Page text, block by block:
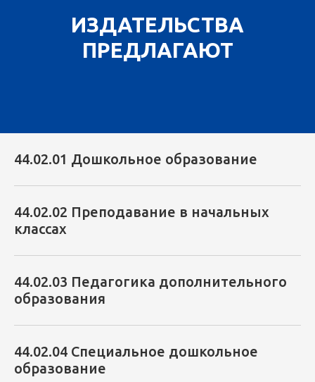
ИЗДАТЕЛЬСТВА
ПРЕДЛАГАЮТ
44.02.01 Дошкольное образование
44.02.02 Преподавание в начальных
классах
44.02.03 Педагогика дополнительного
образования
44.02.04 Специальное дошкольное
образование